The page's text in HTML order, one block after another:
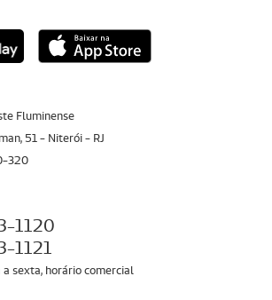
Fluminense
51 - Niterói - RJ
320
1120
1121
a sexta, horário comercial